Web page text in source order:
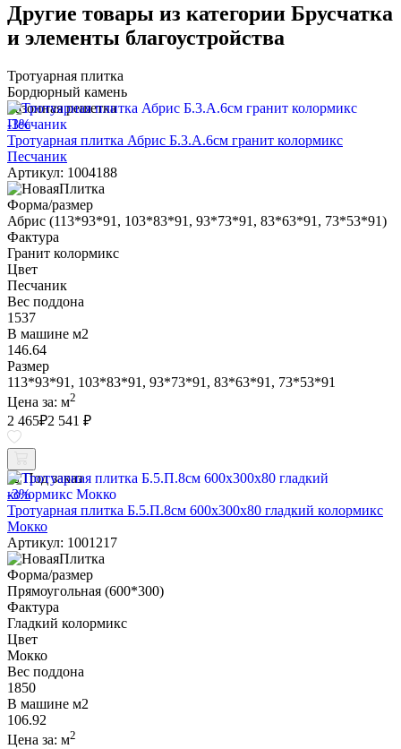
Другие товары из категории Брусчатка
и элементы благоустройства
Тротуарная плитка
Бордюрный камень
Газонная решетка
-3%
Тротуарная плитка Абрис Б.3.А.6см гранит колормикс
Песчаник
Артикул: 1004188
Форма/размер
Абрис (113*93*91, 103*83*91, 93*73*91, 83*63*91, 73*53*91)
Фактура
Гранит колормикс
Цвет
Песчаник
Вес поддона
1537
В машине м2
146.64
Размер
113*93*91, 103*83*91, 93*73*91, 83*63*91, 73*53*91
Цена за: м2
2 465₽2 541 ₽
Под заказ
-3%
Тротуарная плитка Б.5.П.8см 600х300х80 гладкий колормикс
Мокко
Артикул: 1001217
Форма/размер
Прямоугольная (600*300)
Фактура
Гладкий колормикс
Цвет
Мокко
Вес поддона
1850
В машине м2
106.92
Цена за: м2